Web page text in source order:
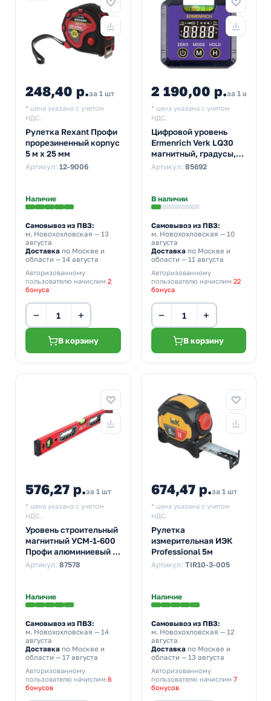
248,40 р.за 1 шт
* цена указана с учетом
НДС.
Рулетка Rexant Профи
прорезиненный корпус
5 м х 25 мм
Артикул: 12-9006
Наличие
Самовывоз из ПВЗ:
м. Новохохловская — 13
августа
Доставка по Москве и
области — 14 августа
Авторизованному
пользователю начислим 2
бонуса
− +
В корзину
2 190,00 р.за 1 шт
* цена указана с учетом
НДС.
Цифровой уровень
Ermenrich Verk LQ30
магнитный, градусы,
проценты,
Артикул: 85692
В наличии
Самовывоз из ПВЗ:
м. Новохохловская — 10
августа
Доставкапо Москве и
области — 11 августа
Авторизованному
пользователю начислим 22
бонуса
− +
В корзину
576,27 р.за 1 шт
* цена указана с учетом
НДС.
Уровень строительный
магнитный УСМ-1-600
Профи алюминиевый с
тремя мерительными
Артикул: 87578
Наличие
Самовывоз из ПВЗ:
м. Новохохловская — 14
августа
Доставка по Москве и
области — 17 августа
Авторизованному
пользователю начислим 6
бонусов
674,47 р.за 1 шт
* цена указана с учетом
НДС.
Рулетка
измерительная ИЭК
Professional 5м
Артикул: TIR10-3-005
Наличие
Самовывоз из ПВЗ:
м. Новохохловская — 12
августа
Доставкапо Москве и
области — 13 августа
Авторизованному
пользователю начислим 7
бонусов